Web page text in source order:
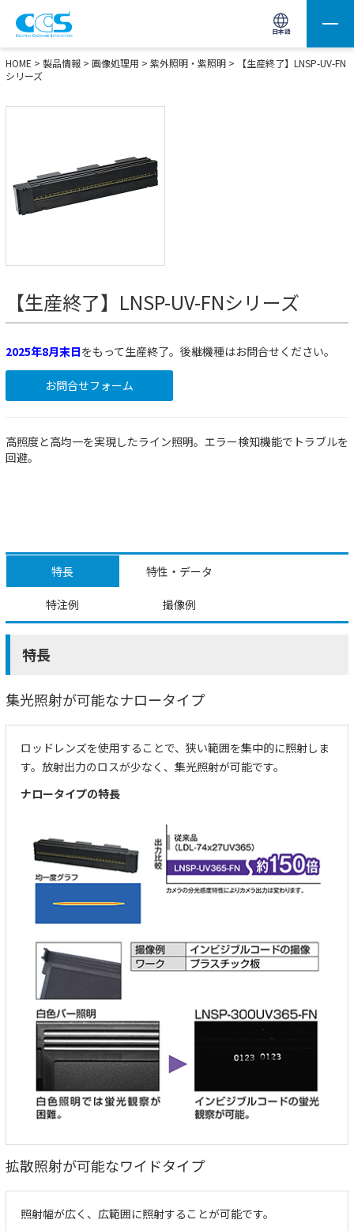
日本語
画像処理用の製品検索 サイト内検索(Enterで実行)
HOME > 製品情報 > 画像処理用 > 紫外照明・紫照明 >
【生産終了】LNSP-UV-FN
シリーズ
【生産終了】LNSP-UV-FNシリーズ
2025年8月末日をもって生産終了。後継機種はお問合せください。
お問合せフォーム
高照度と高均一を実現したライン照明。エラー検知機能でトラブルを
回避。
特長 特性・データ
特注例 撮像例
特長
集光照射が可能なナロータイプ
ロッドレンズを使用することで、狭い範囲を集中的に照射しま
す。放射出力のロスが少なく、集光照射が可能です。
ナロータイプの特長
拡散照射が可能なワイドタイプ
照射幅が広く、広範囲に照射することが可能です。